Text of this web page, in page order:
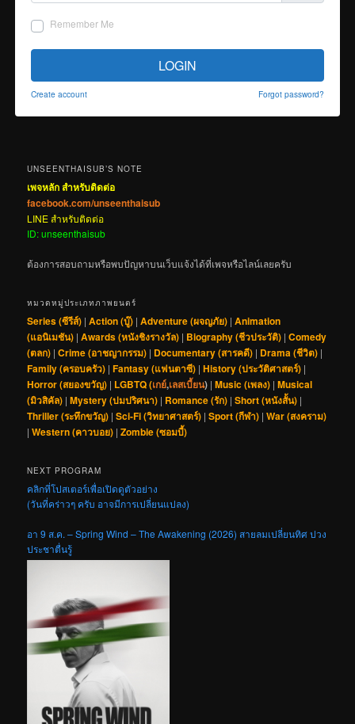
Remember Me
LOGIN
Create account Forgot password?
UNSEENTHAISUB’S NOTE
เพจหลัก สำหรับติดต่อ
facebook.com/unseenthaisub
LINE สำหรับติดต่อ
ID: unseenthaisub
ต้องการสอบถามหรือพบปัญหาบนเว็บแจ้งได้ที่เพจหรือไลน์เลยครับ
หมวดหมู่ประเภทภาพยนตร์
Series (ซีรีส์) |Action (บู๊) |Adventure (ผจญภัย) |Animation
(แอนิเมชัน) |Awards (หนังชิงรางวัล) | Biography (ชีวประวัติ) |Comedy
(ตลก) |Crime (อาชญากรรม) | Documentary (สารคดี) | Drama (ชีวิต) |
Family (ครอบครัว) |Fantasy (แฟนตาซี) |History (ประวัติศาสตร์) |
Horror (สยองขวัญ) | LGBTQ (เกย์,เลสเบี้ยน) |Music (เพลง) |Musical
(มิวสิคัล) |Mystery (ปมปริศนา) | Romance (รัก) |Short (หนังสั้น) |
Thriller (ระทึกขวัญ) |Sci-Fi (วิทยาศาสตร์) |Sport (กีฬา) |War (สงคราม)
|Western (คาวบอย) |Zombie (ซอมบี้)
NEXT PROGRAM
คลิกที่โปสเตอร์เพื่อเปิดดูตัวอย่าง
(วันที่คร่าวๆ ครับ อาจมีการเปลี่ยนแปลง)
อา 9 ส.ค. – Spring Wind – The Awakening (2026) สายลมเปลี่ยนทิศ ปวง
ประชาตื่นรู้